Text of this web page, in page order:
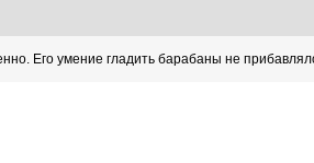
Его умение гладить барабаны не